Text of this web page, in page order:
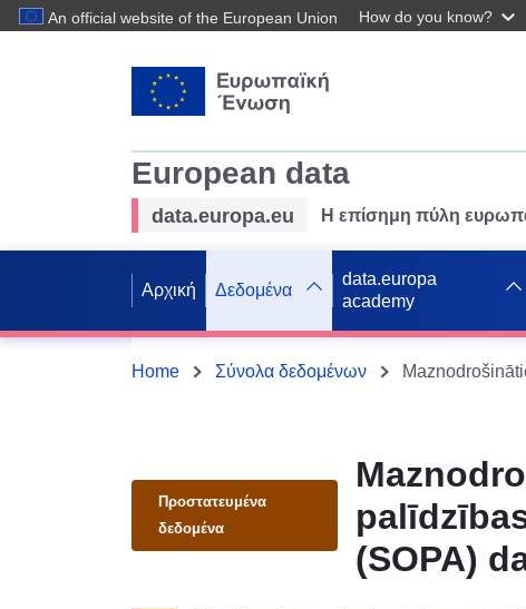
An official website of the European Union How do you know?
European data
data.europa.eu Η επίσημη πύλη
Αρχική Δεδομένα
data.europa
academy
Home Σύνολα δεδομένων
Προστατευμένα
δεδομένα
(SOPA)